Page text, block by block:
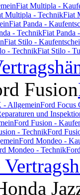
Fiat Multipla -
Multipla - TechnikFiat
Fiat Panda -
- TechnikFiat Panda
Fiat Stilo -
- TechnikFiat Stilo -
Fusion
- AllgemeinFord Focus
und
Ford Fusion -
- TechnikFord
Ford Mondeo -
Mondeo - Technik